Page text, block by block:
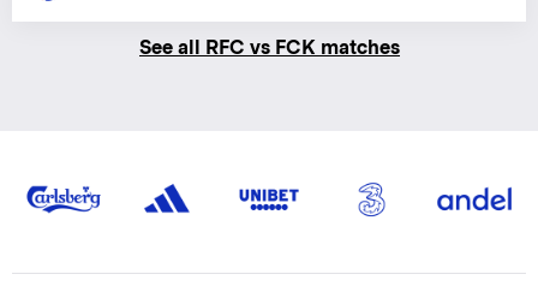
See all RFC vs FCK matches